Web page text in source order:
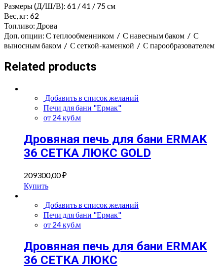
Размеры (Д/Ш/В): 61 / 41 / 75 см
Вес, кг: 62
Топливо: Дрова
Доп. опции: С теплообменником / С навесным баком / С
выносным баком / С сеткой-каменкой / С парообразователем
Related products
Добавить в список желаний
Печи для бани "Ермак"
от 24 куб.м
Дровяная печь для бани ERMAK
36 СЕТКА ЛЮКС GOLD
209300,00₽
Купить
Добавить в список желаний
Печи для бани "Ермак"
от 24 куб.м
Дровяная печь для бани ERMAK
36 СЕТКА ЛЮКС